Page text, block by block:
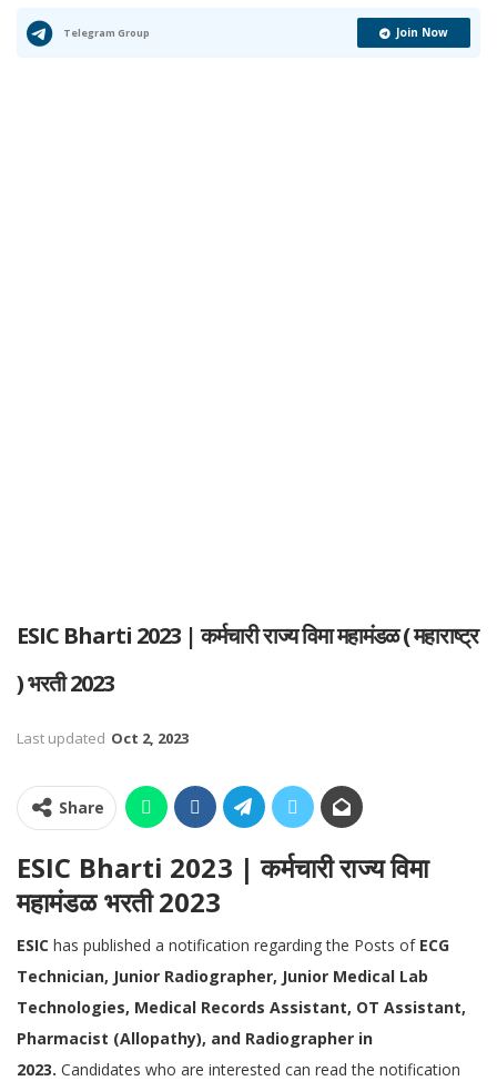
Telegram Group Join Now
ESIC Bharti 2023 | कर्मचारी राज्य विमा महामंडळ ( महाराष्ट्र
) भरती 2023
Last updated Oct 2, 2023
Share
ESIC Bharti 2023 | कर्मचारी राज्य विमा
महामंडळ भरती 2023
ESIC has published a notification regarding the Posts ofECG
Technician, Junior Radiographer, Junior Medical Lab
Technologies, Medical Records Assistant, OT Assistant,
Pharmacist (Allopathy), and Radiographer in
2023. Candidates who are interested can read the notification